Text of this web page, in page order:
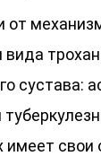
от
сустава:
свои